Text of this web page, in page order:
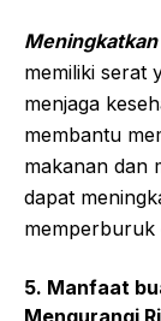
memiliki serat
menjaga
membantu
makanan dan
dapat
memperburuk
5. Manfaat
Mengurangi